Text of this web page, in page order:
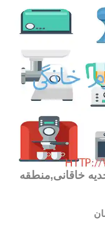
خاقانی,منطقه